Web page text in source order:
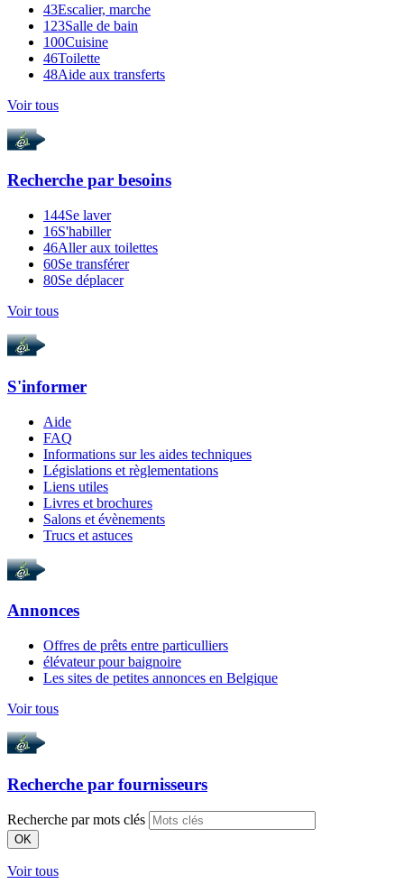
43Escalier, marche
123Salle de bain
100Cuisine
46Toilette
48Aide aux transferts
Voir tous
Recherche par besoins
144Se laver
16S'habiller
46Aller aux toilettes
60Se transférer
80Se déplacer
Voir tous
S'informer
Aide
FAQ
Informations sur les aides techniques
Législations et règlementations
Liens utiles
Livres et brochures
Salons et évènements
Trucs et astuces
Annonces
Offres de prêts entre particulliers
élévateur pour baignoire
Les sites de petites annonces en Belgique
Voir tous
Recherche par fournisseurs
Recherche par mots clés
OK
Voir tous